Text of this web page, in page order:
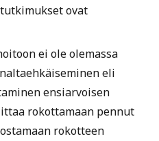
ovat
ei ole olemassa
eli
ensiarvoisen
rokottamaan pennut
rokotteen